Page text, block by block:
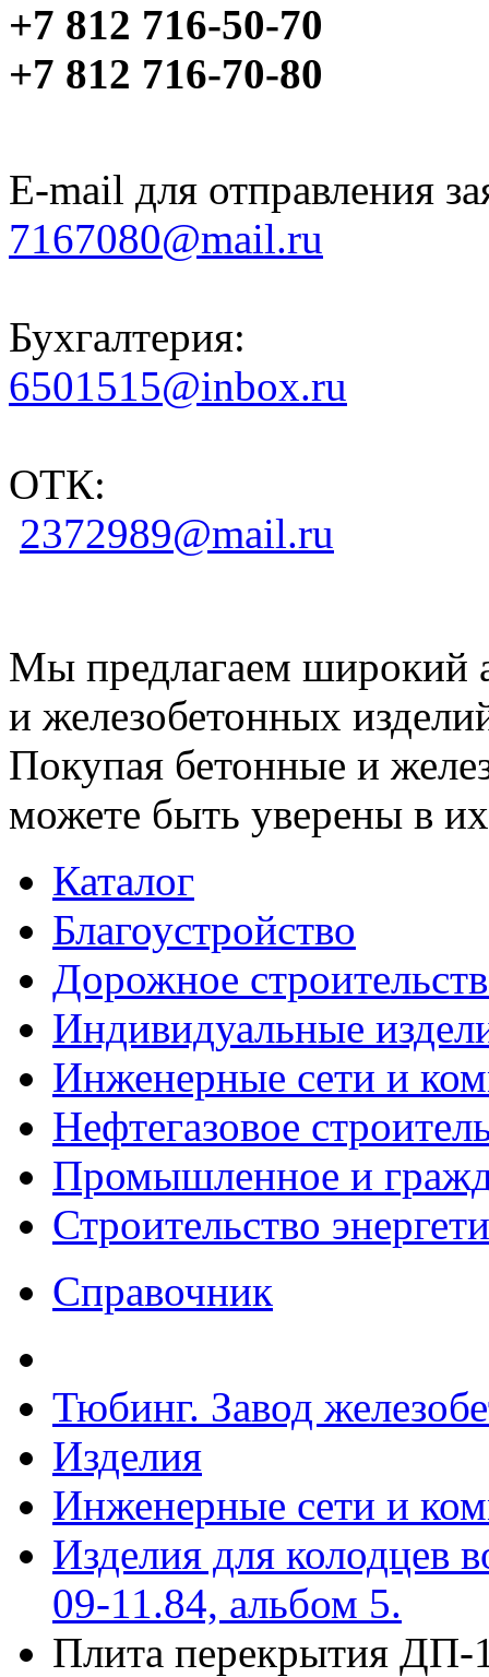
+7 812 716-50-70
+7 812 716-70-80
E-mail для отправления
7167080@mail.ru
Бухгалтерия:
6501515@inbox.ru
ОТК:
2372989@mail.ru
Мы предлагаем широкий
и железобетонных
Покупая бетонные и
можете быть уверены в их
Каталог
Благоустройство
Дорожное
Индивидуальные
Инженерные сети и
Нефтегазовое
Промышленное и
Строительство
Справочник
Тюбинг. Завод
Изделия
Инженерные сети и
Изделия для колодцев
09-11.84, альбом 5.
Плита перекрытия